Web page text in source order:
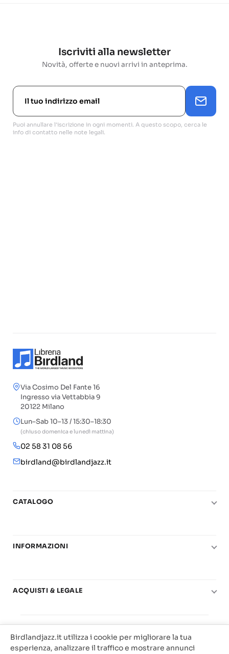
Iscriviti alla newsletter
Novità, offerte e nuovi arrivi in anteprima.
Puoi annullare l'iscrizione in ogni momenti. A questo scopo, cerca le
info di contatto nelle note legali.
Via Cosimo Del Fante 16
Ingresso via Vettabbia 9
20122 Milano
Lun–Sab 10–13 / 15:30–18:30
(chiuso domenica e lunedì mattina)
02 58 31 08 56
birdland@birdlandjazz.it
CATALOGO
Chitarra
Basi play-along
Offerte
INFORMAZIONI
Carta del Docente
ACQUISTI & LEGALE
Privacy & Cookie
Birdland Milano. P.Iva 12093700156
Web Agency Milano
Birdlandjazz.it utilizza i cookie per migliorare la tua
esperienza, analizzare il traffico e mostrare annunci